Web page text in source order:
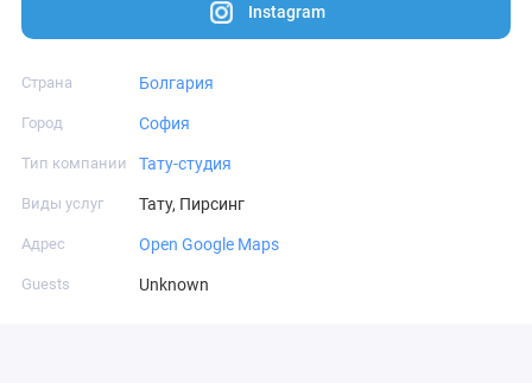
Instagram
Страна Болгария
Город София
Тип компании Тату-студия
Виды услуг Тату, Пирсинг
Адрес Open Google Maps
Guests Unknown